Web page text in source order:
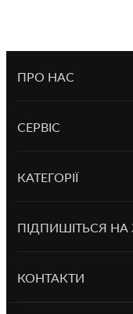
ПРО НАС
СЕРВІС
КАТЕГОРІЇ
ПІДПИШІТЬСЯ
КОНТАКТИ